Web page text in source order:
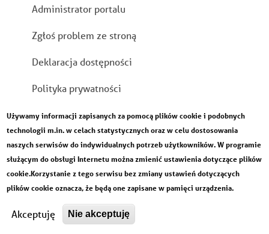
Stopka
Administrator portalu
Zgłoś problem ze stroną
Deklaracja dostępności
Polityka prywatności
Mapa strony
Rachunek bankowy
Używamy informacji zapisanych za pomocą plików cookie i podobnych
technologii m.in. w celach statystycznych oraz w celu dostosowania
naszych serwisów do indywidualnych potrzeb użytkowników. W programie
służącym do obsługi Internetu można zmienić ustawienia dotyczące plików
cookie.Korzystanie z tego serwisu bez zmiany ustawień dotyczących
plików cookie oznacza, że będą one zapisane w pamięci urządzenia.
Akceptuję Nie akceptuję